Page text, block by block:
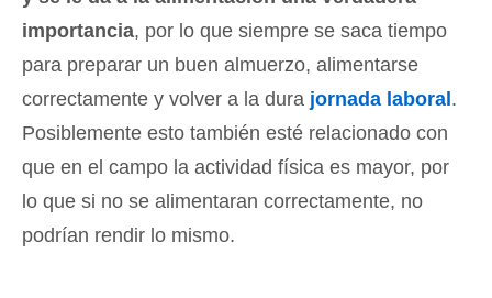
importancia, por lo que siempre se saca tiempo
para preparar un buen almuerzo, alimentarse
correctamente y volver a la dura jornada laboral .
Posiblemente esto también esté relacionado con
que en el campo la actividad física es mayor, por
lo que si no se alimentaran correctamente, no
podrían rendir lo mismo.